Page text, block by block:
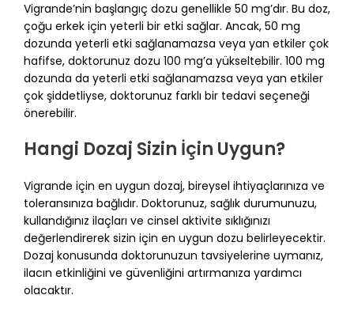
Vigrande’nin başlangıç dozu genellikle 50 mg’dır. Bu doz,
çoğu erkek için yeterli bir etki sağlar. Ancak, 50 mg
dozunda yeterli etki sağlanamazsa veya yan etkiler çok
hafifse, doktorunuz dozu 100 mg’a yükseltebilir. 100 mg
dozunda da yeterli etki sağlanamazsa veya yan etkiler
çok şiddetliyse, doktorunuz farklı bir tedavi seçeneği
önerebilir.
Hangi Dozaj Sizin İçin Uygun?
Vigrande için en uygun dozaj, bireysel ihtiyaçlarınıza ve
toleransınıza bağlıdır. Doktorunuz, sağlık durumunuzu,
kullandığınız ilaçları ve cinsel aktivite sıklığınızı
değerlendirerek sizin için en uygun dozu belirleyecektir.
Dozaj konusunda doktorunuzun tavsiyelerine uymanız,
ilacın etkinliğini ve güvenliğini artırmanıza yardımcı
olacaktır.